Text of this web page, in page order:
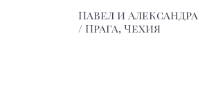
Павел и Александра
/ Прага, Чехия